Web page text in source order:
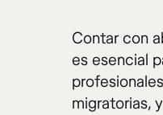
Contar con
es esencial
migratorias,